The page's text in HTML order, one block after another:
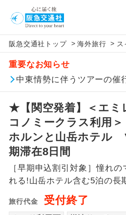
阪急交通社トップ > 海外旅行 > ス
重要なお知らせ
中東情勢に伴うツアーの催
★【関空発着】＜エミ
コノミークラス利用
ホルンと山岳ホテル
期滞在8日間
［早期申込割引対象］憧れ
れる!山岳ホテル含む5泊の長
旅行代金 受付終了
旅行代金に燃油サーチャ
ません。別途お支払いが必
目安：98,000円（2026/
※上記の燃油サーチャー
があります。
旅行代金に、以下の料金
ん。別途お支払が必要とな
【日本国内空港施設使用
関西国際空港
大人（12歳以上）3,310
歳未満）1,660円
【旅客保安サービス料】
関西国際空港
歳未満）320円
このツアーは以下の出発地
加いただけます。
※リクエスト受付の場合、ご手
せていただきます。
追加代金にて各地発着あり
当ツアーは日程表に記載
鉄道などを利用しご参加
ご同行者様が異なる発着
は、当社予約センターま
アイコン
添乗員同行
往路出発空港
（駅）まで同
現地係員同行
現地到着後、
たします。
バスガイド乗
務
バスガイドが
新コース 初登場のコー
世界遺産
ユネスコに登